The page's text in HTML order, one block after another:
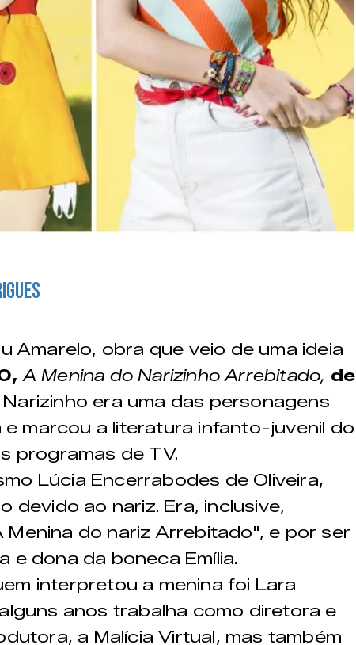
Amarelo, obra que veio de uma ideia
A Menina do Narizinho Arrebitado, de
Narizinho era uma das personagens
marcou a literatura infanto-juvenil do
programas de TV.
Lúcia Encerrabodes de Oliveira,
devido ao nariz. Era, inclusive,
Menina do nariz Arrebitado", e por ser
e dona da boneca Emília.
interpretou a menina foi Lara
anos trabalha como diretora e
a Malícia Virtual, mas também